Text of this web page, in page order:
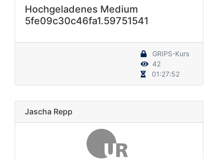
Hochgeladenes Medium
5fe09c30c46fa1.59751541
GRIPS-Kurs
42
01:27:52
Jascha Repp